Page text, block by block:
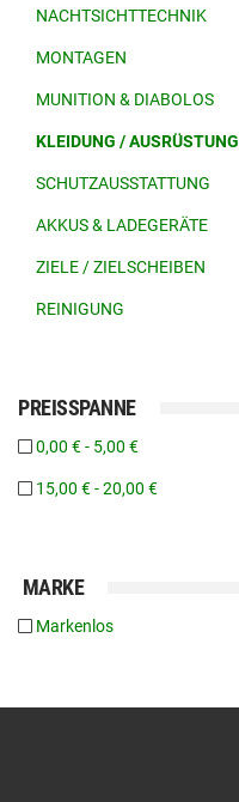
NACHTSICHTTECHNIK
MONTAGEN
MUNITION & DIABOLOS
KLEIDUNG / AUSRÜSTUNG
SCHUTZAUSSTATTUNG
AKKUS & LADEGERÄTE
ZIELE / ZIELSCHEIBEN
REINIGUNG
PREISSPANNE
0,00 € - 5,00 €
15,00 € - 20,00 €
MARKE
Markenlos